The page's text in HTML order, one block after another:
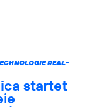
REAL-
startet